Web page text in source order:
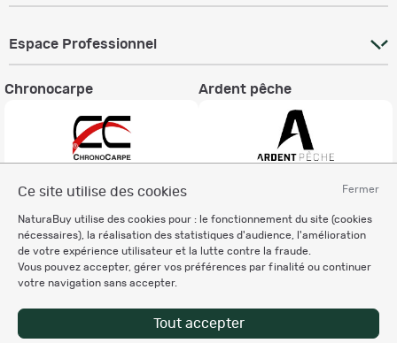
Fermer
Ce site utilise des cookies
NaturaBuy utilise des cookies pour : le fonctionnement du site (cookies
nécessaires), la réalisation des statistiques d'audience, l'amélioration
de votre expérience utilisateur et la lutte contre la fraude.
Vous pouvez accepter, gérer vos préférences par finalité ou continuer
votre navigation sans accepter.
Tout accepter
Espace Professionnel
Chronocarpe Ardent pêche
Charte éthique
Mentions légales
Règlement & Conditions d'utilisation
Politique de protection
des données personnelles
Personnalisation des cookies